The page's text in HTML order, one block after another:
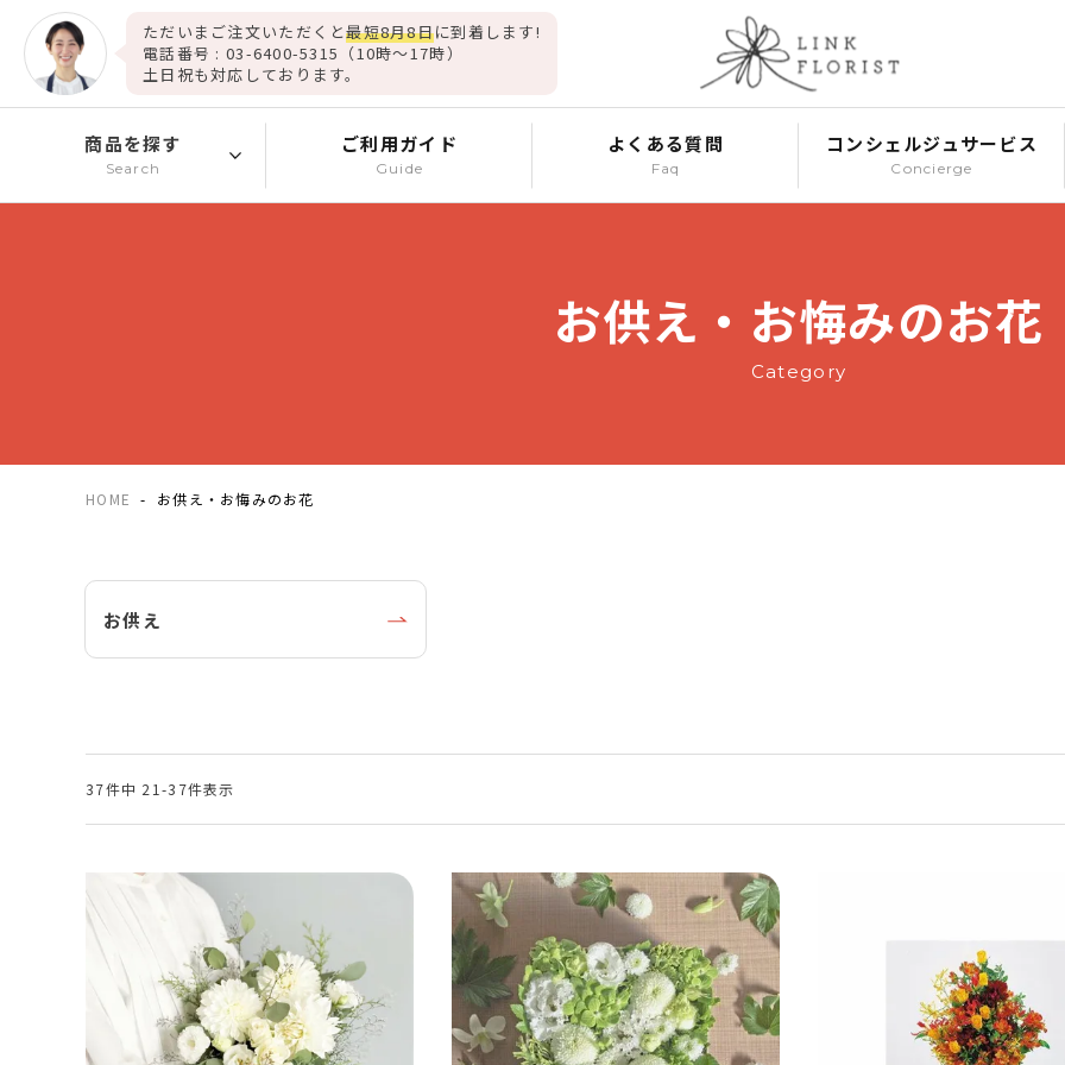
ただいまご注文いただくと最短8月8日に到着します!
電話番号 : 03-6400-5315（10時～17時）
土日祝も対応しております。
商品を探す
Search
ご利用ガイド
Guide
よくある質問
Faq
コンシェルジュサービス
Concierge
お供え・お悔みのお花
Category
HOME お供え・お悔みのお花
お供え
37件中 21 -37件表示